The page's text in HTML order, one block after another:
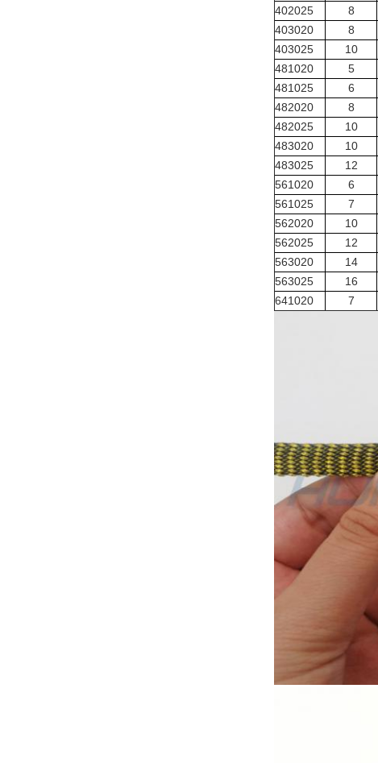
402025
8
403020
8
403025
10
481020
5
481025
6
482020
8
482025
10
483020
10
483025
12
561020
6
561025
7
562020
10
562025
12
563020
14
563025
16
641020
7